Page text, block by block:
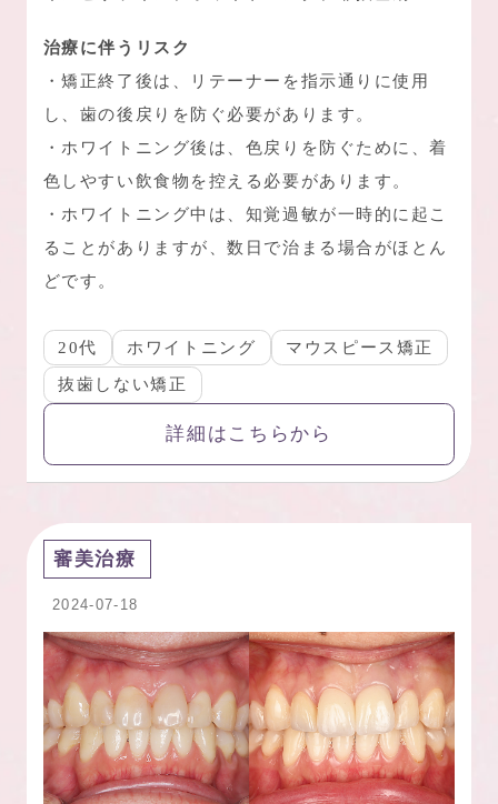
治療に伴うリスク
・矯正終了後は、リテーナーを指示通りに使用
し、歯の後戻りを防ぐ必要があります。
・ホワイトニング後は、色戻りを防ぐために、着
色しやすい飲食物を控える必要があります。
・ホワイトニング中は、知覚過敏が一時的に起こ
ることがありますが、数日で治まる場合がほとん
どです。
20代 ホワイトニング
マウスピース矯正
抜歯しない矯正
詳細はこちらから
審美治療
2024-07-18